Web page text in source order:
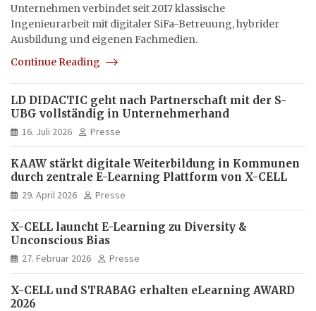
Unternehmen verbindet seit 2017 klassische
Ingenieurarbeit mit digitaler SiFa-Betreuung, hybrider
Ausbildung und eigenen Fachmedien.
Continue Reading
LD DIDACTIC geht nach Partnerschaft mit der S-
UBG vollständig in Unternehmerhand
16. Juli 2026 Presse
KAAW stärkt digitale Weiterbildung in Kommunen
durch zentrale E-Learning Plattform von X-CELL
29. April 2026 Presse
X-CELL launcht E-Learning zu Diversity &
Unconscious Bias
27. Februar 2026 Presse
X-CELL und STRABAG erhalten eLearning AWARD
2026